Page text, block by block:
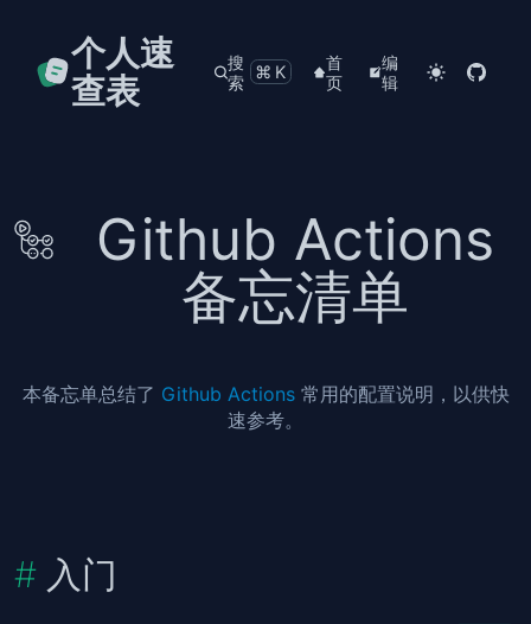
个人速
查表
搜
索 ⌘K
首
页
编
辑
Github Actions
备忘清单
本备忘单总结了 Github Actions常用的配置说明，以供快
速参考。
入门